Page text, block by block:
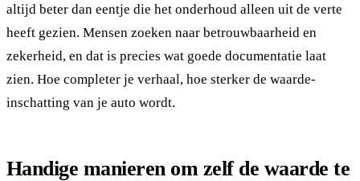
altijd beter dan eentje die het onderhoud alleen uit de verte
heeft gezien. Mensen zoeken naar betrouwbaarheid en
zekerheid, en dat is precies wat goede documentatie laat
zien. Hoe completer je verhaal, hoe sterker de waarde-
inschatting van je auto wordt.
Handige manieren om zelf de waarde te